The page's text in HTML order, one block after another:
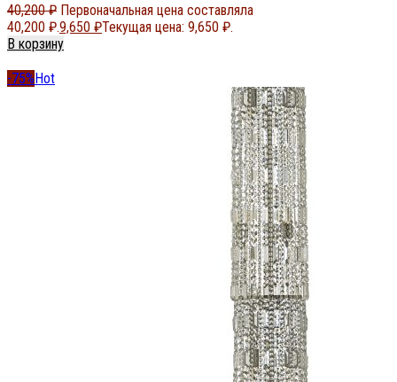
40,200₽ Первоначальная цена составляла
40,200 ₽.9,650 ₽Текущая цена: 9,650 ₽.
В корзину
-75%Hot